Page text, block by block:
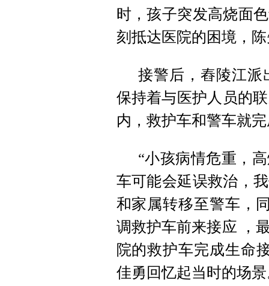
时，孩子突发高烧面
刻抵达医院的困境，
接警后，舂陵江派
保持着与医护人员的
内，救护车和警车就
“小孩病情危重，
车可能会延误救治，
和家属转移至警车，
调救护车前来接应 ，
院的救护车完成生命
佳勇回忆起当时的场